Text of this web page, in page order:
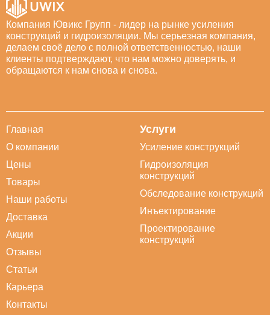
Компания Ювикс Групп - лидер на рынке усиления
конструкций и гидроизоляции. Мы серьезная компания,
делаем своё дело с полной ответственностью, наши
клиенты подтверждают, что нам можно доверять, и
обращаются к нам снова и снова.
Главная
О компании
Цены
Товары
Наши работы
Доставка
Акции
Отзывы
Статьи
Карьера
Контакты
Услуги
Усиление конструкций
Гидроизоляция
конструкций
Обследование конструкций
Инъектирование
Проектирование
конструкций